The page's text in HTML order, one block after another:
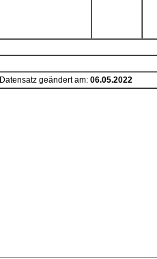
Datensatz geändert am: 06.05.2022